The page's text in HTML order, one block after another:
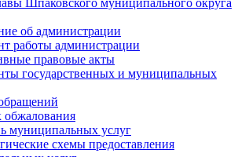
Шпаковского муниципального округа
об администрации
работы администрации
правовые акты
государственных и муниципальных
обжалования
муниципальных услуг
схемы предоставления